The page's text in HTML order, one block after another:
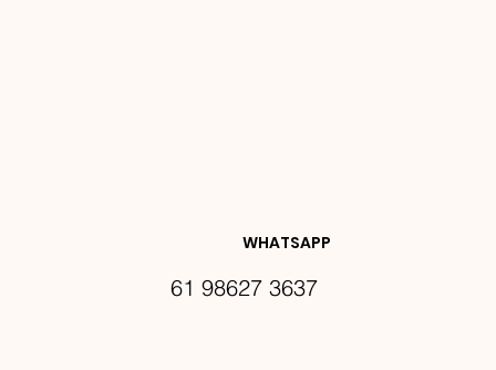
DES E
WHATSAPP
61 98627 3637